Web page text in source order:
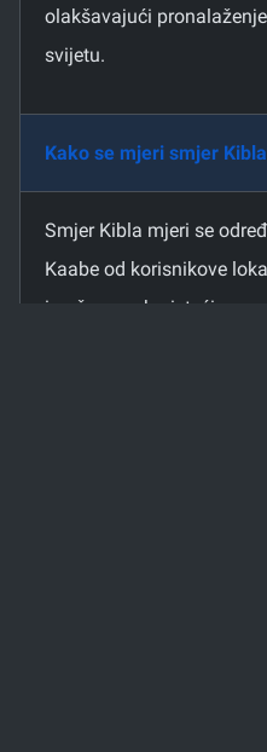
olakšavajući
svijetu.
Kako se mjeri smjer
Smjer Kibla mjeri se
Kaabe od korisnikove
izračunava koristeći: